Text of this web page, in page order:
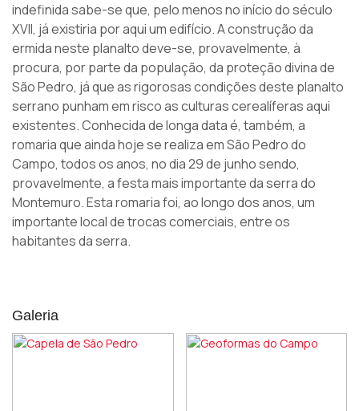
indefinida sabe-se que, pelo menos no início do século
XVII, já existiria por aqui um edifício. A construção da
ermida neste planalto deve-se, provavelmente, à
procura, por parte da população, da proteção divina de
São Pedro, já que as rigorosas condições deste planalto
serrano punham em risco as culturas cerealíferas aqui
existentes. Conhecida de longa data é, também, a
romaria que ainda hoje se realiza em São Pedro do
Campo, todos os anos, no dia 29 de junho sendo,
provavelmente, a festa mais importante da serra do
Montemuro. Esta romaria foi, ao longo dos anos, um
importante local de trocas comerciais, entre os
habitantes da serra.
Galeria